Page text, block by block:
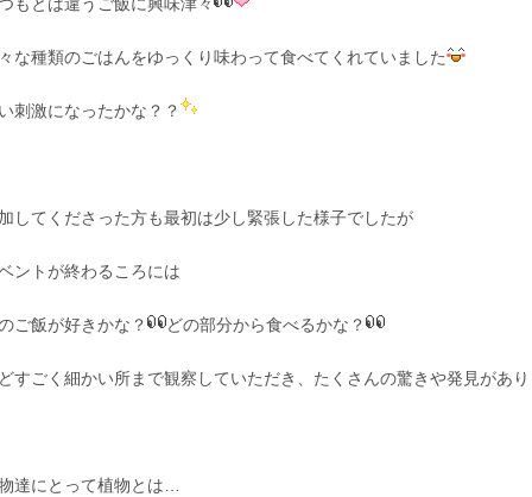
な種類のごはんをゆっくり味わって食べてくれていました
刺激になったかな？？
してくださった方も最初は少し緊張した様子でしたが
ントが終わるころには
ご飯が好きかな？ どの部分から食べるかな？
すごく細かい所まで観察していただき、たくさんの驚きや発見があ
達にとって植物とは…